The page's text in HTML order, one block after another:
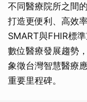
不同醫療院所之間
打造更便利、高效
SMART與FHIR標
數位醫療發展趨勢
象徵台灣智慧醫療
重要里程碑。